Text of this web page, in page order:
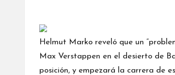
Helmut Marko reveló que un
Max Verstappen en el desierto de
posición, y empezará la carrera de